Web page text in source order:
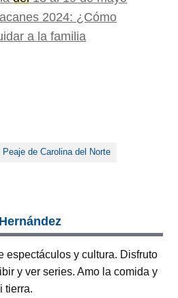
2024: ¿Cómo
a la familia
de Carolina del Norte
espectáculos y cultura. Disfruto
y ver series. Amo la comida y
tierra.